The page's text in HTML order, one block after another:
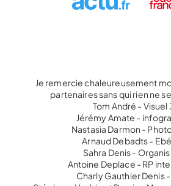
Je remercie chaleureusement
partenaires sans qui rien ne
Tom André - Visuel
Jérémy Amate -
Nastasia Darmon -
Arnaud Debadts -
Sahra Denis -
Antoine Deplace - RP
Charly Gauthier Denis